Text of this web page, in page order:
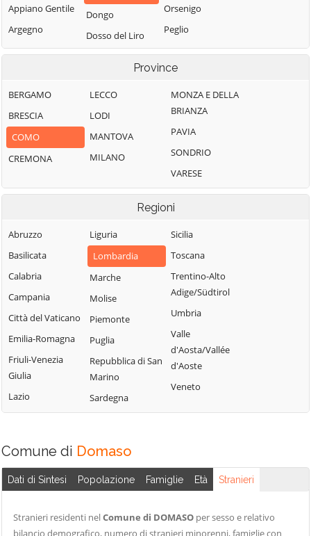
Appiano Gentile
Argegno
Arosio
Barni
Bellagio
Bene Lario
Beregazzo con
Binago
Blessagno
Blevio
Bregnano
Brenna
Brienno
Brunate
Bulgarograsso
Cabiate
Cadorago
Canzo
Intimiano
Dongo
Dosso del Liro
Erba
Faggeto Lario
Faloppio
Fenegrò
Figino Serenza
Grandate
Grandola ed Uniti
Uniti
Griante
Guanzate
Inverigo
Lasnigo
Lezzeno
Limido Comasco
Livo
Orsenigo
Peglio
Pianello del Lario
Pigra
Plesio
Pognana Lario
Ponna
Ponte Lambro
Porlezza
Proserpio
Rezzago
Rodero
Rovellasca
Rovello Porro
San Nazzaro Val
Schignano
Senna Comasco
Solbiate con
Cagno
Province
BERGAMO
BRESCIA
COMO
CREMONA
LECCO
LODI
MANTOVA
MILANO
MONZA E DELLA
BRIANZA
PAVIA
SONDRIO
VARESE
Regioni
Abruzzo
Basilicata
Calabria
Campania
Città del Vaticano
Emilia-Romagna
Friuli-Venezia
Giulia
Lazio
Liguria
Lombardia
Marche
Molise
Piemonte
Puglia
Repubblica di San
Marino
Sardegna
Sicilia
Toscana
Trentino-Alto
Adige/Südtirol
Umbria
Valle
d'Aosta/Vallée
d'Aoste
Veneto
Comune di Domaso
Dati di Sintesi Popolazione Famiglie Età Stranieri
Stranieri residenti nelComune di DOMASO per sesso e relativo
bilancio demografico, numero di stranieri minorenni, famiglie con